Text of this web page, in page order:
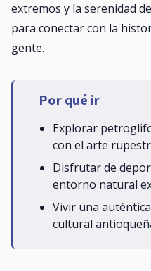
extremos y la serenidad
para conectar con la
gente.
Por qué ir
Explorar
con el arte
Disfrutar de
entorno natural
Vivir una
cultural